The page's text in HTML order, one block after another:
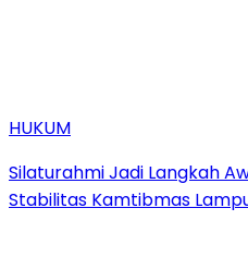
HUKUM
Silaturahmi Jadi Langkah
Stabilitas Kamtibmas